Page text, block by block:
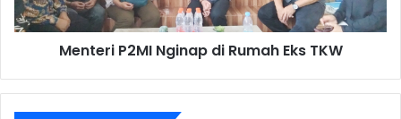
Menteri P2MI Nginap di Rumah Eks TKW